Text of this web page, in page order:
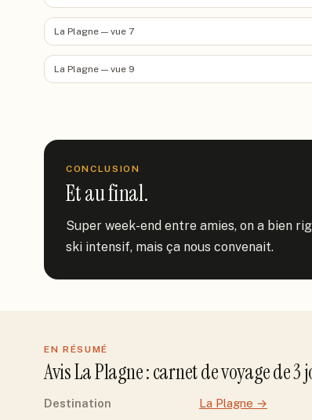
La Plagne — vue 7
La Plagne — vue 9
CONCLUSION
Et au final.
Super week-end entre amies, on a bien
ski intensif, mais ça nous convenait.
EN RÉSUMÉ
AvisLa Plagne: carnet de voyage de3
Destination La Plagne →